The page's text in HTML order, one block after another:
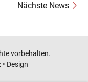
Nächste News
vorbehalten.
• Design